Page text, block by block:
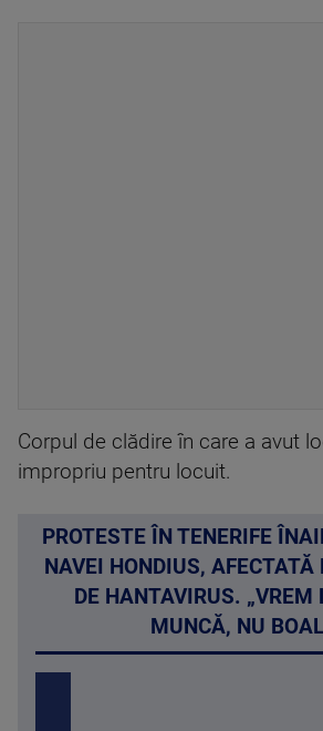
Corpul de clădire în care a avut
impropriu pentru locuit.
PROTESTE ÎN TENERIFE
NAVEI HONDIUS, AFECTATĂ
DE HANTAVIRUS. „VREM
MUNCĂ, NU